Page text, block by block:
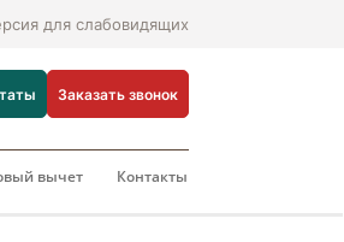
для слабовидящих
Заказать звонок
вычет Контакты